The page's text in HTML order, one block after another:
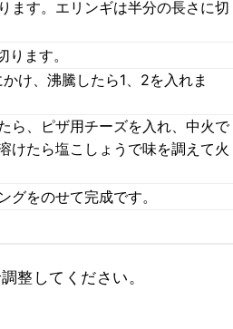
ます。エリンギは半分の長さに切
ます。
け、沸騰したら1、2を入れま
ら、ピザ用チーズを入れ、中火で
けたら塩こしょうで味を調えて火
グをのせて完成です。
整してください。